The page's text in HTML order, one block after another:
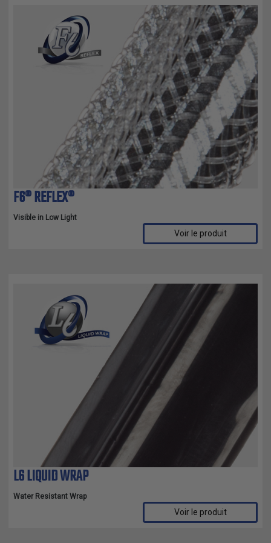
F6® REFLEX®
Visible in Low Light
Voir le produit
L6 LIQUID WRAP
Water Resistant Wrap
Voir le produit